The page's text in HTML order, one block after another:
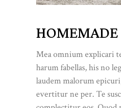
Mea omnium explicari
harum fabellas, his no
laudem malorum
evertitur ne per. Te